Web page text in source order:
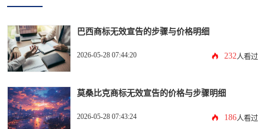
巴西商标无效宣告的步骤与价格明细
2026-05-28 07:44:20 232 人看过
莫桑比克商标无效宣告的价格与步骤明细
2026-05-28 07:43:24 186人看过